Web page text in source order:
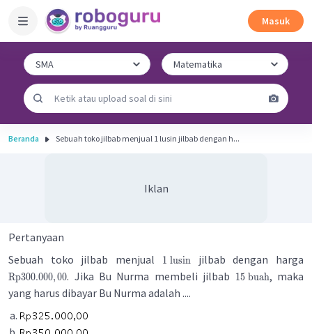
Masuk
Beranda Sebuah toko jilbab menjual 1 lusin jilbab dengan h...
Iklan
Pertanyaan
Sebuah toko jilbab menjual
1 lusinjilbab dengan harga
Rp300.000,00. Jika Bu Nurma membeli jilbab 15 buah, maka
yang harus dibayar Bu Nurma adalah ....